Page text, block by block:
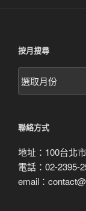
按月搜尋
按
月
聯絡方式
地址：100台北
電話：02-2395-
email：